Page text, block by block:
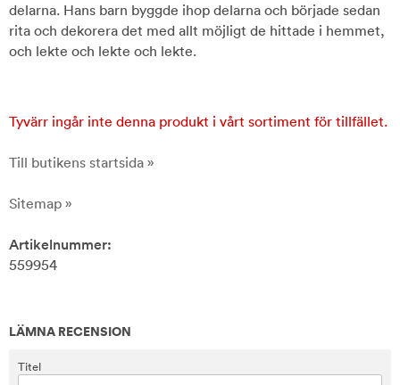
delarna. Hans barn byggde ihop delarna och började sedan
rita och dekorera det med allt möjligt de hittade i hemmet,
och lekte och lekte och lekte.
Tyvärr ingår inte denna produkt i vårt sortiment för tillfället.
Till butikens startsida »
Sitemap »
Artikelnummer:
559954
LÄMNA RECENSION
Titel